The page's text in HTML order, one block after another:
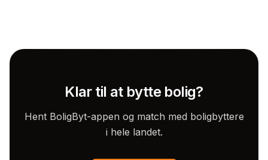
Klar til at bytte bolig?
Hent BoligByt-appen og match med boligbyttere
i hele landet.